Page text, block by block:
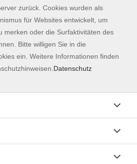
Kontaktformular
Impressum
AGB
Datenschutzerklärung
zurück. Cookies wurden als
für Websites entwickelt, um
merken oder die Surfaktivitäten des
Bitte willigen Sie in die
ein. Weitere Informationen finden
Datenschutz